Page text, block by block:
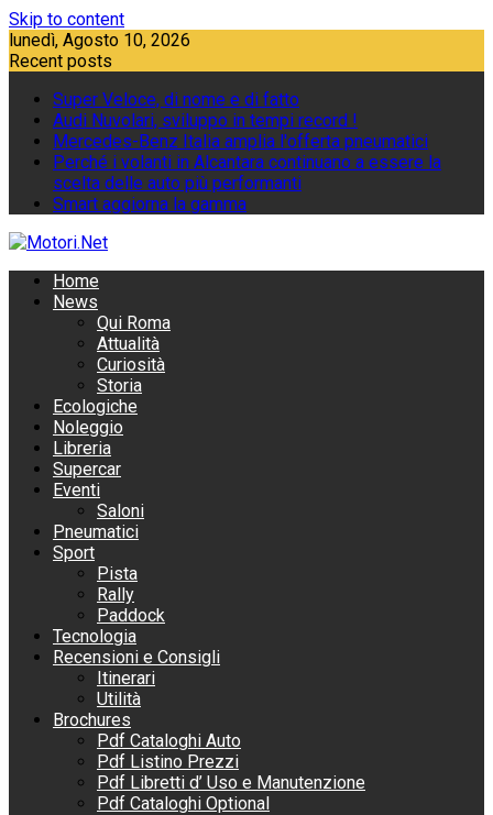
Skip to content
lunedì, Agosto 10, 2026
Recent posts
Super Veloce, di nome e di fatto
Audi Nuvolari, sviluppo in tempi record !
Mercedes-Benz Italia amplia l'offerta pneumatici
Perché i volanti in Alcantara continuano a essere la
scelta delle auto più performanti
Smart aggiorna la gamma
Home
News
Qui Roma
Attualità
Curiosità
Storia
Ecologiche
Noleggio
Libreria
Supercar
Eventi
Saloni
Pneumatici
Sport
Pista
Rally
Paddock
Tecnologia
Recensioni e Consigli
Itinerari
Utilità
Brochures
Pdf Cataloghi Auto
Pdf Listino Prezzi
Pdf Libretti d’ Uso e Manutenzione
Pdf Cataloghi Optional